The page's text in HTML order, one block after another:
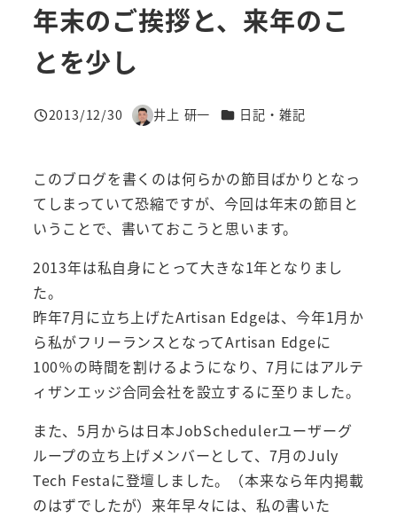
年末のご挨拶と、来年のこ
とを少し
投稿日
2013/12/30
著
井上 研一 カテゴリー
日記・雑記
このブログを書くのは何らかの節目ばかりとなっ
てしまっていて恐縮ですが、今回は年末の節目と
いうことで、書いておこうと思います。
2013年は私自身にとって大きな1年となりまし
た。
昨年7月に立ち上げたArtisan Edgeは、今年1月か
ら私がフリーランスとなってArtisan Edgeに
100％の時間を割けるようになり、7月にはアルテ
ィザンエッジ合同会社を設立するに至りました。
また、5月からは日本JobSchedulerユーザーグ
ループの立ち上げメンバーとして、7月のJuly
Tech Festaに登壇しました。（本来なら年内掲載
のはずでしたが）来年早々には、私の書いた